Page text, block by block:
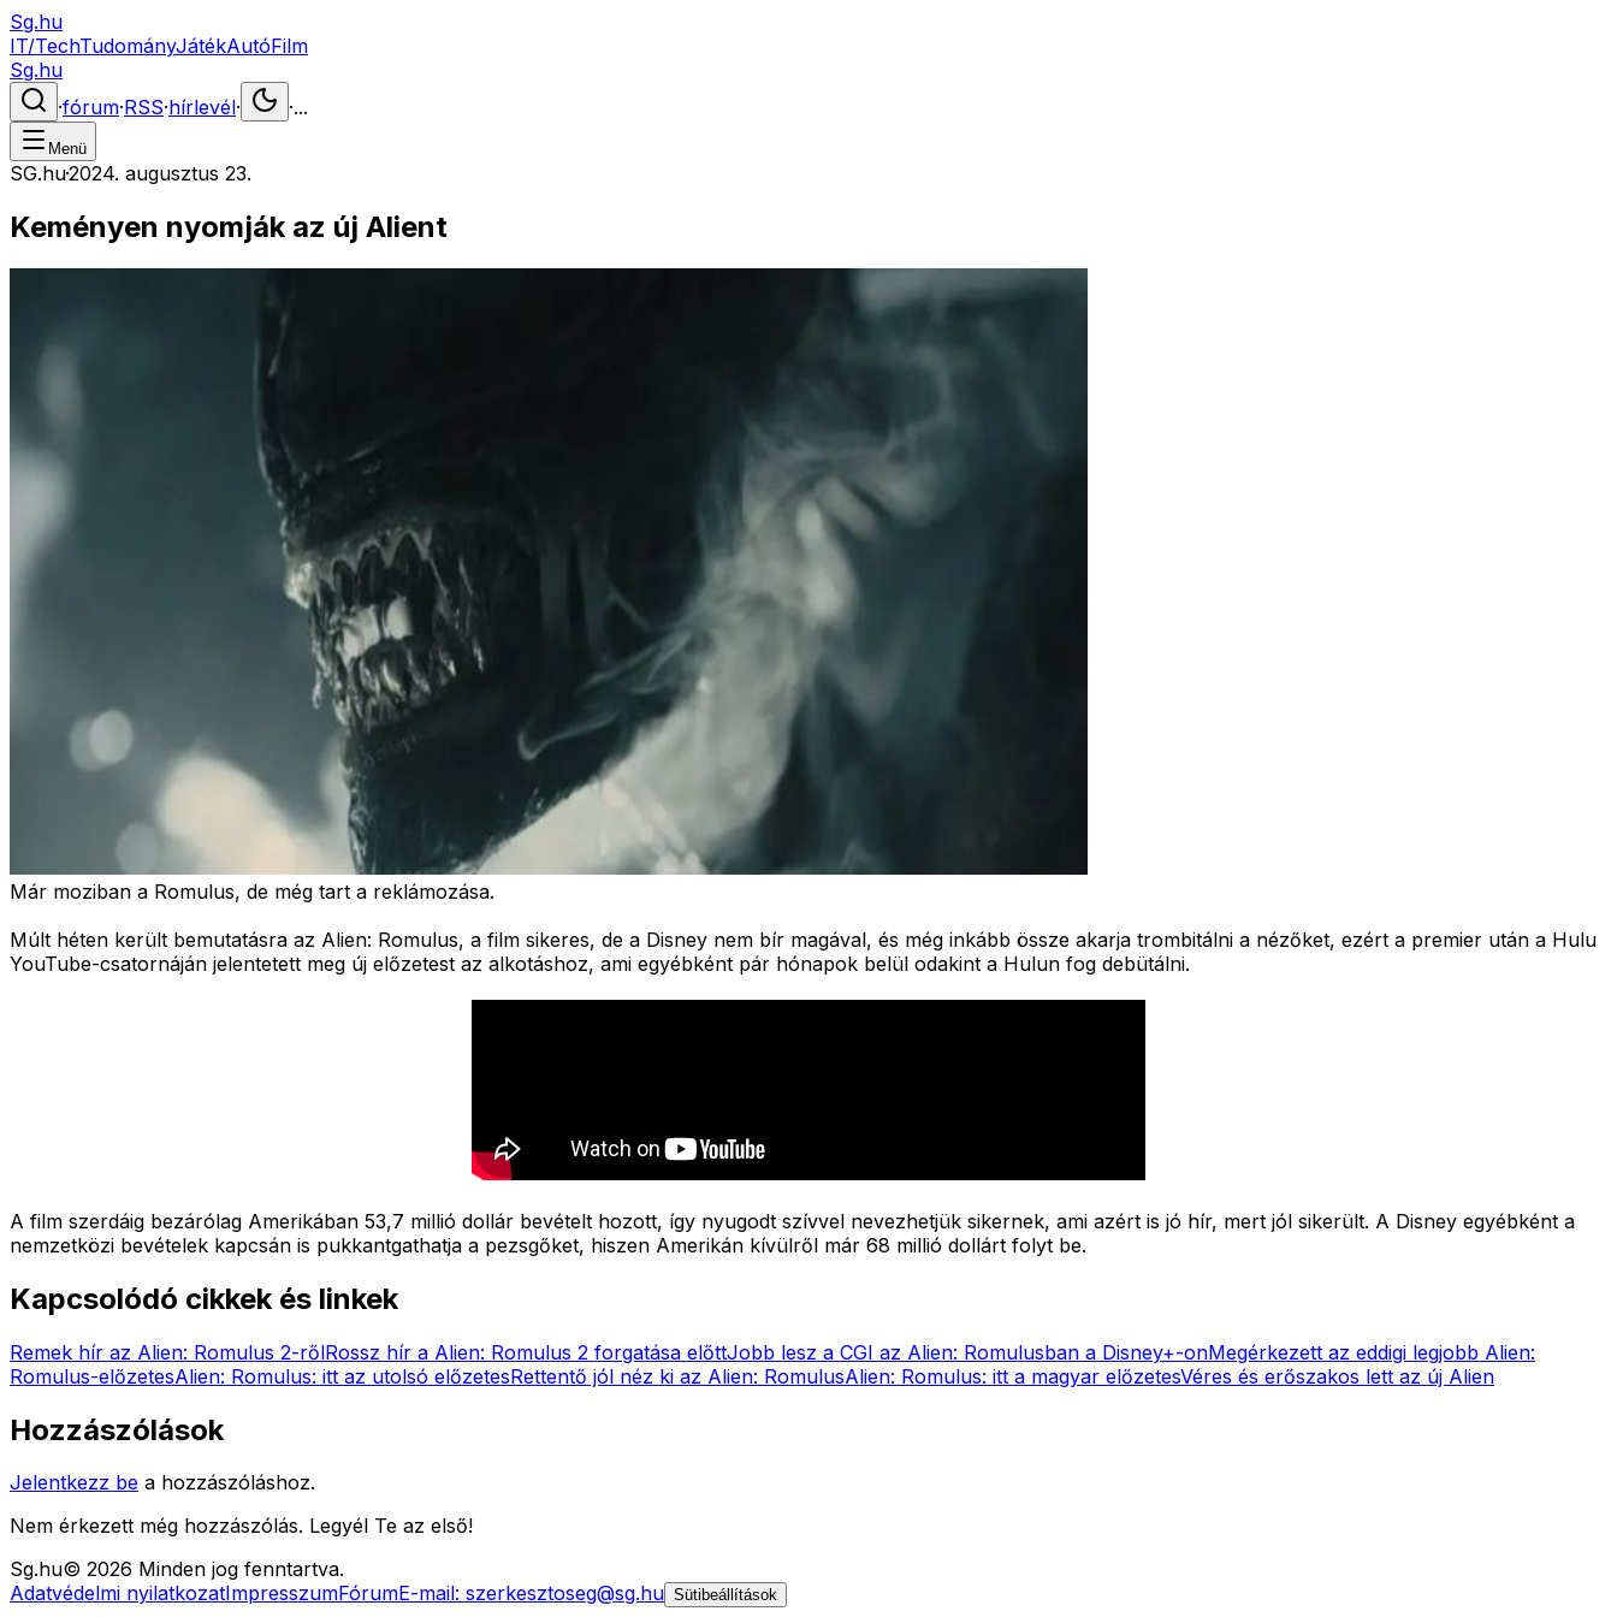
Sg.hu
IT/TechTudományJátékAutóFilm
Sg.hu
·fórum·RSS·hírlevél· ·...
Menü
SG.hu·2024. augusztus 23.
Keményen nyomják az új Alient
Már moziban a Romulus, de még tart a reklámozása.
Múlt héten került bemutatásra az Alien: Romulus, a film sikeres, de a Disney nem bír magával, és még inkább össze akarja trombitálni a nézőket, ezért a premier után a Hulu
YouTube-csatornáján jelentetett meg új előzetest az alkotáshoz, ami egyébként pár hónapok belül odakint a Hulun fog debütálni.
A film szerdáig bezárólag Amerikában 53,7 millió dollár bevételt hozott, így nyugodt szívvel nevezhetjük sikernek, ami azért is jó hír, mert jól sikerült. A Disney egyébként a
nemzetközi bevételek kapcsán is pukkantgathatja a pezsgőket, hiszen Amerikán kívülről már 68 millió dollárt folyt be.
Kapcsolódó cikkek és linkek
Remek hír az Alien: Romulus 2-rőlRossz hír a Alien: Romulus 2 forgatása előttJobb lesz a CGI az Alien: Romulusban a Disney+-onMegérkezett az eddigi legjobb Alien:
Romulus-előzetesAlien: Romulus: itt az utolsó előzetesRettentő jól néz ki az Alien: RomulusAlien: Romulus: itt a magyar előzetesVéres és erőszakos lett az új Alien
Hozzászólások
Jelentkezz be a hozzászóláshoz.
Nem érkezett még hozzászólás. Legyél Te az első!
Sg.hu© 2026 Minden jog fenntartva.
Adatvédelmi nyilatkozatImpresszumFórumE-mail: szerkesztoseg@sg.hu Sütibeállítások